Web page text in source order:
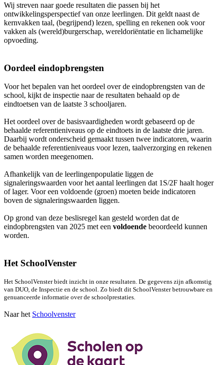
Wij streven naar goede resultaten die passen bij het
ontwikkelingsperspectief van onze leerlingen. Dit geldt naast de
kernvakken taal, (begrijpend) lezen, spelling en rekenen ook voor
vakken als (wereld)burgerschap, wereldoriëntatie en lichamelijke
opvoeding.
Oordeel eindopbrengsten
Voor het bepalen van het oordeel over de eindopbrengsten van de
school, kijkt de inspectie naar de resultaten behaald op de
eindtoetsen van de laatste 3 schooljaren.
Het oordeel over de basisvaardigheden wordt gebaseerd op de
behaalde referentieniveaus op de eindtoets in de laatste drie jaren.
Daarbij wordt onderscheid gemaakt tussen twee indicatoren, waarin
de behaalde referentieniveaus voor lezen, taalverzorging en rekenen
samen worden meegenomen.
Afhankelijk van de leerlingenpopulatie liggen de
signaleringswaarden voor het aantal leerlingen dat 1S/2F haalt hoger
of lager. Voor een voldoende (groen) moeten beide indicatoren
boven de signaleringswaarden liggen.
Op grond van deze beslisregel kan gesteld worden dat de
eindopbrengsten van 2025 met een voldoende beoordeeld kunnen
worden.
Het SchoolVenster
Het SchoolVenster biedt inzicht in onze resultaten. De gegevens zijn afkomstig
van DUO, de Inspectie en de school. Zo biedt dit SchoolVenster betrouwbare en
genuanceerde informatie over de schoolprestaties.
Naar het Schoolvenster